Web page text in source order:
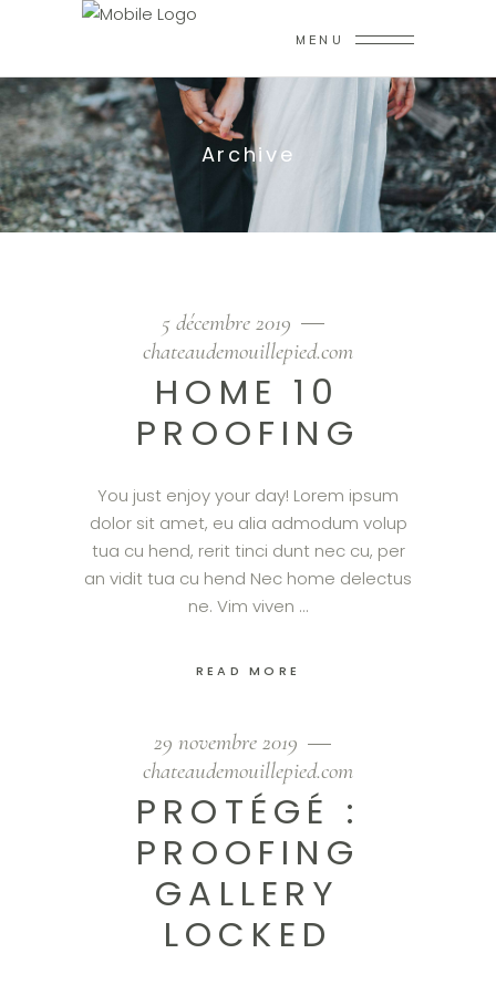
MENU
Archive
5 décembre 2019
chateaudemouillepied.com
HOME 10
PROOFING
You just enjoy your day! Lorem ipsum
dolor sit amet, eu alia admodum volup
tua cu hend, rerit tinci dunt nec cu, per
an vidit tua cu hend Nec home delectus
ne. Vim viven
READ MORE
29 novembre 2019
chateaudemouillepied.com
PROTÉGÉ :
PROOFING
GALLERY
LOCKED